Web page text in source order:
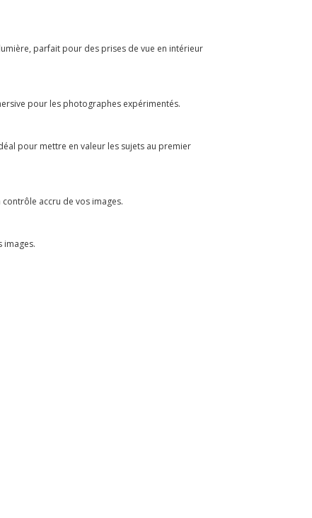
parfait pour des prises de vue en intérieur
pour les photographes expérimentés.
pour mettre en valeur les sujets au premier
accru de vos images.
images.